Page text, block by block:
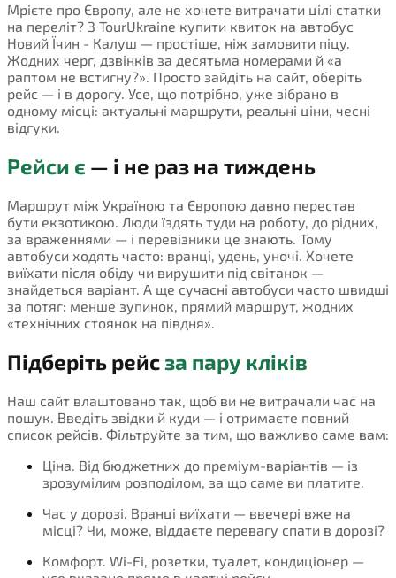
Мрієте про Європу, але не хочете витрачати цілі статки
на переліт? З TourUkraine купити квиток на автобус
Новий Їчин - Калуш — простіше, ніж замовити піцу.
Жодних черг, дзвінків за десятьма номерами й «а
раптом не встигну?». Просто зайдіть на сайт, оберіть
рейс — і в дорогу. Усе, що потрібно, уже зібрано в
одному місці: актуальні маршрути, реальні ціни, чесні
відгуки.
Рейси є — і не раз на тиждень
Маршрут між Україною та Європою давно перестав
бути екзотикою. Люди їздять туди на роботу, до рідних,
за враженнями — і перевізники це знають. Тому
автобуси ходять часто: вранці, удень, уночі. Хочете
виїхати після обіду чи вирушити під світанок —
знайдеться варіант. А ще сучасні автобуси часто швидші
за потяг: менше зупинок, прямий маршрут, жодних
«технічних стоянок на півдня».
Підберіть рейсза пару кліків
Наш сайт влаштовано так, щоб ви не витрачали час на
пошук. Введіть звідки й куди — і отримаєте повний
список рейсів. Фільтруйте за тим, що важливо саме вам:
Ціна. Від бюджетних до преміум-варіантів — із
зрозумілим розподілом, за що саме ви платите.
Час у дорозі. Вранці виїхати — ввечері вже на
місці? Чи, може, віддаєте перевагу спати в дорозі?
Комфорт. Wi-Fi, розетки, туалет, кондиціонер —